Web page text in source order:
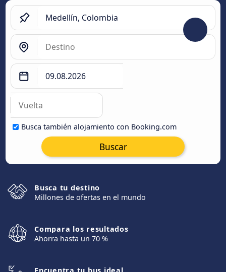
Busca también alojamiento con Booking.com
Buscar
Busca tu destino
Millones de ofertas en el mundo
Compara los resultados
Ahorra hasta un 70 %